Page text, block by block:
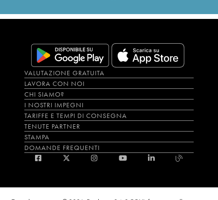
VALUTAZIONE GRATUITA
LAVORA CON NOI
CHI SIAMO?
I NOSTRI IMPEGNI
TARIFFE E TEMPI DI CONSEGNA
TENUTE PARTNER
STAMPA
DOMANDE FREQUENTI